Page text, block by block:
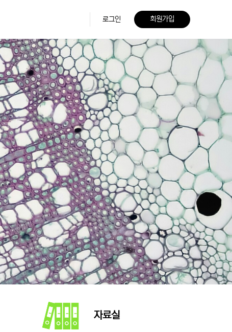
로그인 회원가입
자료실